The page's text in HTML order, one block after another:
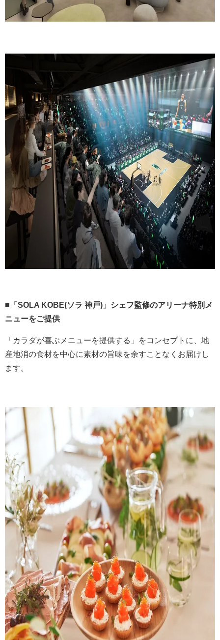
■ 「 SOLA KOBE(ソラ 神戸) 」シェフ監修のアリーナ特別メ
ニューをご提供
「カラダが喜ぶメニューを提供する」をコンセプトに、地
産地消の食材を中心に素材の旨味を余すことなくお届けし
ます。